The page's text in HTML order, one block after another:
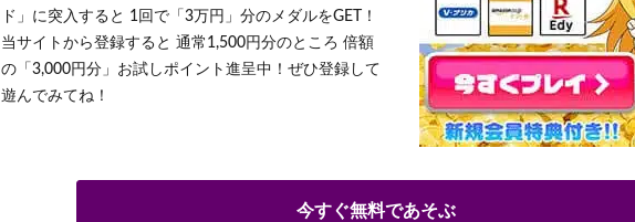
ド」に突入すると 1回で「3万円」分のメダルをGET！
当サイトから登録すると 通常1,500円分のところ 倍額
の「3,000円分」お試しポイント進呈中！ぜひ登録して
遊んでみてね！
今すぐ無料であそぶ